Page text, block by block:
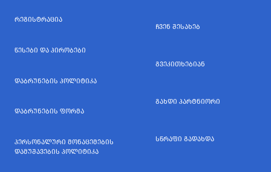
ᲠᲔᲒᲘᲡᲢᲠᲐᲪᲘᲐ
ᲬᲔᲡᲔᲑᲘ ᲓᲐ ᲞᲘᲠᲝᲑᲔᲑᲘ
ᲓᲐᲑᲠᲣᲜᲔᲑᲘᲡ ᲞᲝᲚᲘᲢᲘᲙᲐ
ᲓᲐᲑᲠᲣᲜᲔᲑᲘᲡ ᲤᲝᲠᲛᲐ
ᲞᲔᲠᲡᲝᲜᲐᲚᲣᲠᲘ ᲛᲝᲜᲐᲪᲔᲛᲔᲑᲘᲡ
ᲓᲐᲛᲣᲨᲐᲕᲔᲑᲘᲡ ᲞᲝᲚᲘᲢᲘᲙᲐ
ᲩᲕᲔᲜ ᲨᲔᲡᲐᲮᲔᲑ
ᲒᲕᲔᲙᲘᲗᲮᲔᲑᲘᲐᲜ
ᲒᲐᲮᲓᲘ ᲞᲐᲠᲢᲜᲘᲝᲠᲘ
ᲡᲬᲠᲐᲤᲘ ᲒᲐᲓᲐᲮᲓᲐ